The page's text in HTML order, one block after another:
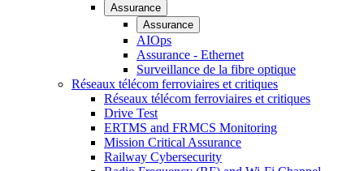
Assurance
Assurance
AIOps
Assurance - Ethernet
Surveillance de la fibre optique
Réseaux télécom ferroviaires et critiques
Réseaux télécom ferroviaires et critiques
Drive Test
ERTMS and FRMCS Monitoring
Mission Critical Assurance
Railway Cybersecurity